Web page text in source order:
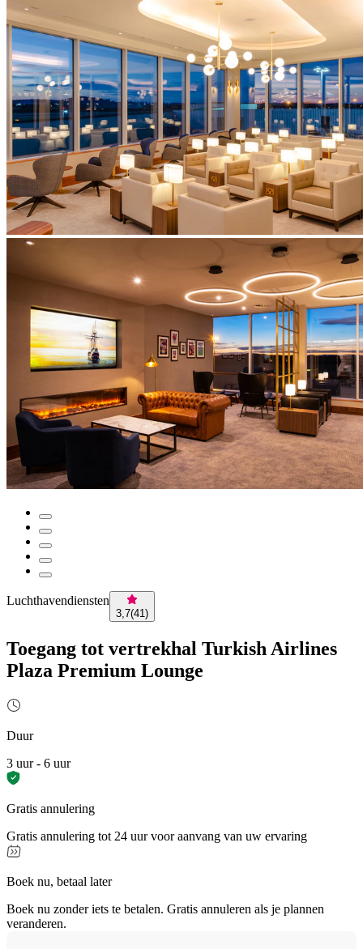
Luchthavendiensten
3,7(41)
Toegang tot vertrekhal Turkish Airlines
Plaza Premium Lounge
Duur
3 uur - 6 uur
Gratis annulering
Gratis annulering tot 24 uur voor aanvang van uw ervaring
Boek nu, betaal later
Boek nu zonder iets te betalen. Gratis annuleren als je plannen
veranderen.